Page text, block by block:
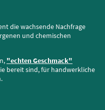
die wachsende Nachfrage
und chemischen
"echten Geschmack"
bereit sind, für handwerkliche